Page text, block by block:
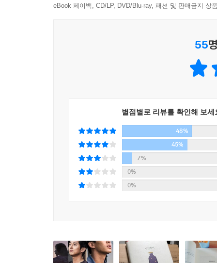
일하는 노인에게서 그 난쟁이 이야기를 들은 적
‘겨울 박물관으로서의 포르노그래피’ ‘헤르만 괴
「비 오는 날의 여자 #241 · #242」
케이스에 찍힌 마크 #241을 보아하니, 그녀는
초인종이 울리자 가만히 숨을 죽인다. 얼마 뒤
고등학교 시절 담임선생님과 어느 날 갑자기 행
돌아오지 않는다, 영원히.
eBook 페이백, CD/LP, DVD/Blu-ray, 패션 및 판매금지 상
55
별점별로 리뷰를 확인해 보세
48%
45%
7%
0%
0%